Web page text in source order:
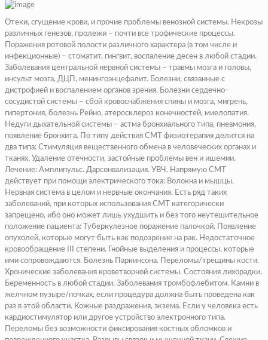
Отеки, сгущение крови, и прочие проблемы венозной системы. Некрозы
различных генезов, пролежи – почти все трофические процессы.
Поражения ротовой полости различного характера (в том числе и
инфекционные) – стоматит, гингвит, воспаление десен в любой стадии.
Заболевания центральной нервной системы – травмы мозга и головы,
инсульт мозга, ДЦП, менингоэнцефалит. Болезни, связанные с
дистрофией и воспалением органов зрения. Болезни сердечно-
сосудистой системы – сбой кровоснабжения спины и мозга, мигрень,
гипертония, болезнь Рейно, атеросклероз конечностей, миелопатия.
Недуги дыхательной системы – астма бронхиального типа, пневмония,
появление бронхита. По типу действия СМТ физиотерапия делится на
два типа: Стимуляция вещественного обмена в человеческих органах и
тканях. Удаление отечности, застойные проблемы вен и ишемии.
Лечение: Амплипульс. Дарсонвализация. УВЧ. Напрямую СМТ
действует при помощи электрического тока: Волокна и мышцы.
Нервная система в целом и нервные окончания. Есть ряд таких
заболеваний, при которых использования СМТ категорически
запрещено, ибо оно может лишь ухудшить и без того неутешительное
положение пациента:
Туберкулезное поражение палочкой. Появление
опухолей, которые могут быть как подозрение на рак. Недостаточное
кровообращение III степени. Гнойные выделения и процессы, которые
ими сопровождаются. Болезнь Паркинсона.
Переломы/трещины кости.
Хронические заболевания кроветворной системы. Состояния лихорадки.
Беременность в любой стадии. Заболевания тромбофлебитом. Камни в
желчном пузыре/почках, если процедура должна быть проведена как
раз в этой области. Кожные раздражения, экзема. Если у человека есть
кардиостимулятор или другое устройство электронного типа.
Переломы без возможности фиксирования костных обломков и